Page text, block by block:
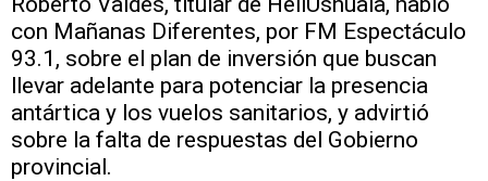
con Mañanas Diferentes, por FM Espectáculo
93.1, sobre el plan de inversión que buscan
llevar adelante para potenciar la presencia
antártica y los vuelos sanitarios, y advirtió
sobre la falta de respuestas del Gobierno
provincial.